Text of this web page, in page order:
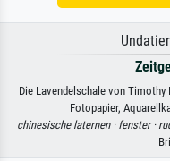
Die Lavendelschale von
Fotopapier,
chinesische laternen · fenster ·